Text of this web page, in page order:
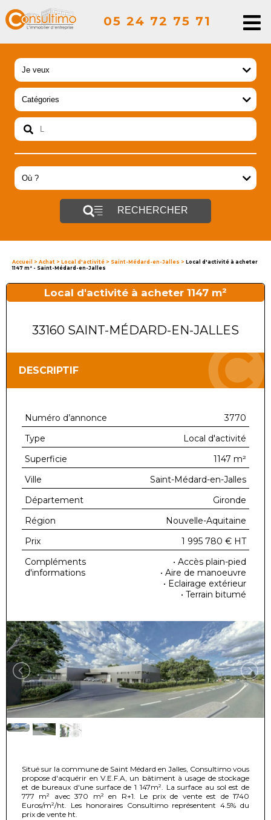
05 24 72 75 71
RECHERCHER
Accueil > Achat > Local d'activité > Saint-Médard-en-Jalles > Local d'activité à acheter
1147 m² - Saint-Médard-en-Jalles
Local d'activité à acheter 1147 m²
33160 SAINT-MÉDARD-EN-JALLES
DESCRIPTIF
Numéro d’annonce
3770
Type
Local d'activité
Superficie
1147 m²
Ville
Saint-Médard-en-Jalles
Département
Gironde
Région
Nouvelle-Aquitaine
Prix
1 995 780 € HT
Compléments
d'informations
• Accès plain-pied
• Aire de manoeuvre
• Eclairage extérieur
• Terrain bitumé
Situé sur la commune de Saint Médard en Jalles, Consultimo vous
propose d'acquérir en V.E.F.A, un bâtiment à usage de stockage
et de bureaux d'une surface de 1 147m². La surface au sol est de
777 m² avec 370 m² en R+1. Le prix de vente est de 1740
Euros/m²/ht. Les honoraires Consultimo représentent 4.5% du
prix de vente ht.